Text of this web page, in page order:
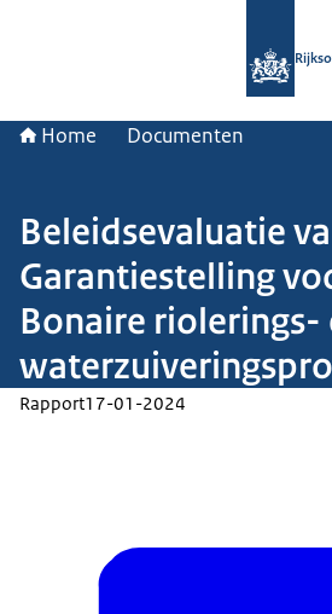
Home Documenten
Beleidsevaluatie
Garantiestelling
Bonaire riolerings-
Rapport17-01-2024